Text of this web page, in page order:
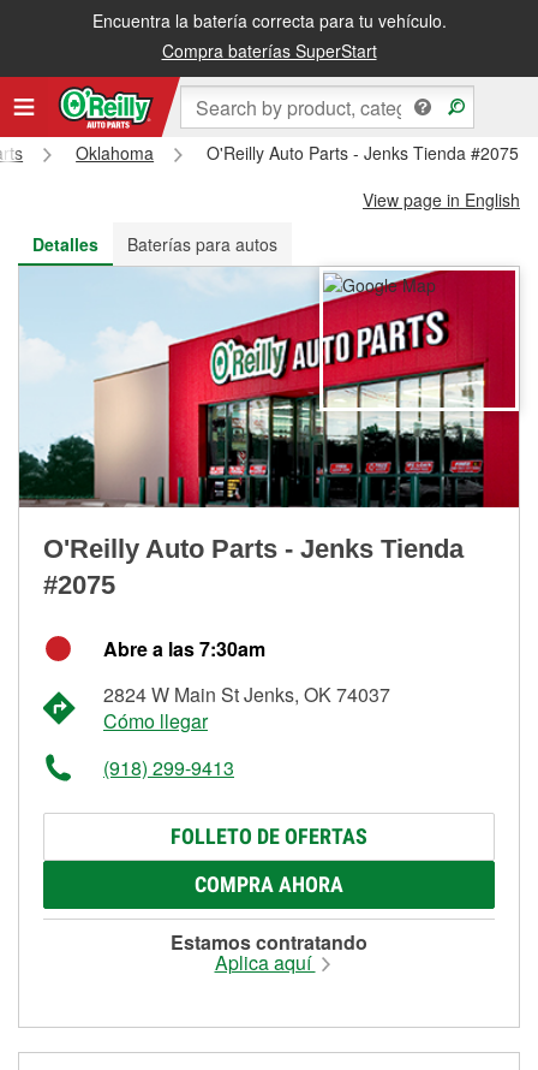
Encuentra la batería correcta para tu vehículo.
Compra baterías SuperStart
Recibe tu orden gratis al día siguiente o recógela en la tienda
Oklahoma
O'Reilly Auto Parts - Jenks Tienda #2075
View page in English
Detalles
Baterías para autos
O'Reilly Auto Parts - Jenks Tienda
#2075
Abre a las 7:30am
2824 W Main St Jenks, OK 74037
Cómo llegar
(918) 299-9413
FOLLETO DE OFERTAS
COMPRA AHORA
Estamos contratando
Aplica aquí